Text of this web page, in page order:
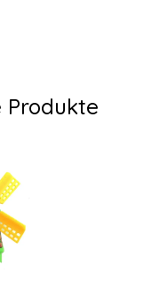
Produkte